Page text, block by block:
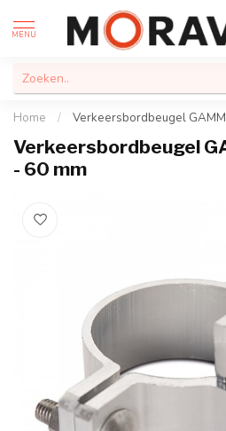
MENU
Home / Verkeersbordbeugel
Verkeersbordbeugel
- 60 mm